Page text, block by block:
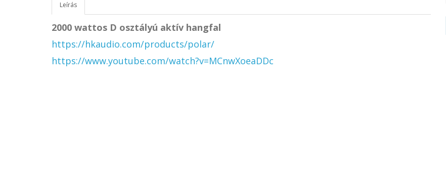
Leírás
2000 wattos D osztályú aktív hangfal
https://hkaudio.com/products/polar/
https://www.youtube.com/watch?v=MCnwXoeaDDc